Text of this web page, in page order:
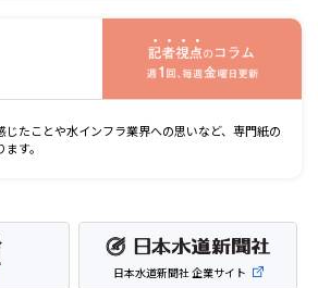
じたことや水インフラ業界への思いなど、専門紙の
す。
日本水道新聞社 企業サイト